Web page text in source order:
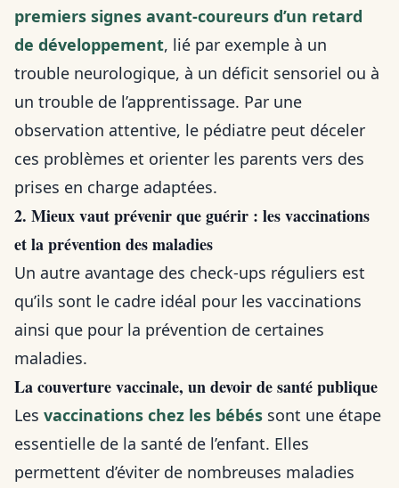
premiers signes avant-coureurs d’un retard
de développement, lié par exemple à un
trouble neurologique, à un déficit sensoriel ou à
un trouble de l’apprentissage. Par une
observation attentive, le pédiatre peut déceler
ces problèmes et orienter les parents vers des
prises en charge adaptées.
2. Mieux vaut prévenir que guérir : les vaccinations
et la prévention des maladies
Un autre avantage des check-ups réguliers est
qu’ils sont le cadre idéal pour les vaccinations
ainsi que pour la prévention de certaines
maladies.
La couverture vaccinale, un devoir de santé publique
Les vaccinations chez les bébés sont une étape
essentielle de la santé de l’enfant. Elles
permettent d’éviter de nombreuses maladies